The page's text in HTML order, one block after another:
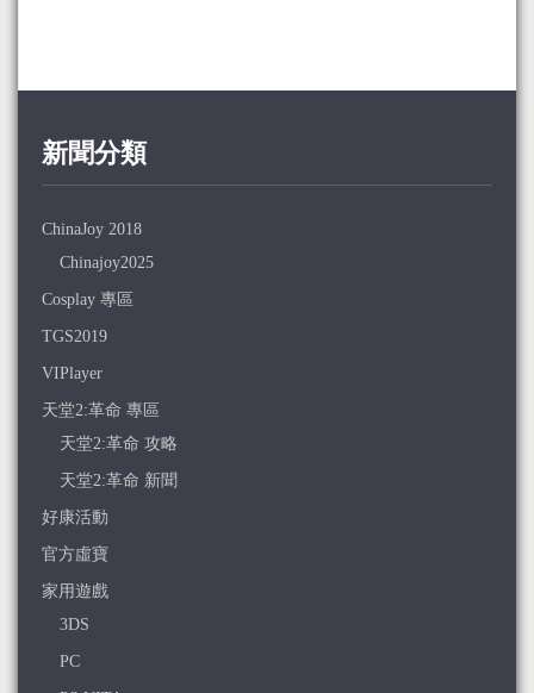
新聞分類
ChinaJoy 2018
Chinajoy2025
Cosplay 專區
TGS2019
VIPlayer
天堂2:革命 專區
天堂2:革命 攻略
天堂2:革命 新聞
好康活動
官方虛寶
家用遊戲
3DS
PC